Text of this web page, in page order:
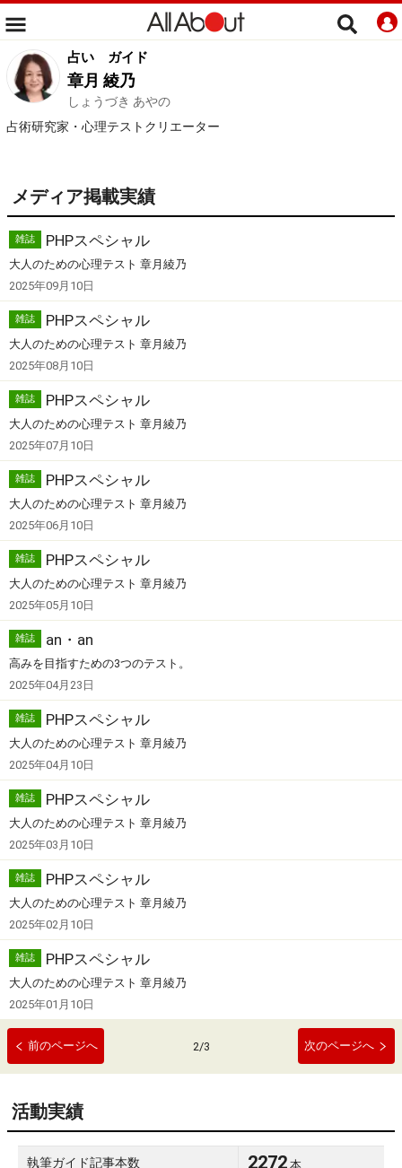
占い ガイド
章月 綾乃
しょうづき あやの
占術研究家・心理テストクリエーター
メディア掲載実績
雑誌 PHPスペシャル
大人のための心理テスト 章月綾乃
2025年09月10日
雑誌 PHPスペシャル
大人のための心理テスト 章月綾乃
2025年08月10日
雑誌 PHPスペシャル
大人のための心理テスト 章月綾乃
2025年07月10日
雑誌 PHPスペシャル
大人のための心理テスト 章月綾乃
2025年06月10日
雑誌 PHPスペシャル
大人のための心理テスト 章月綾乃
2025年05月10日
雑誌 an・an
高みを目指すための3つのテスト。
2025年04月23日
雑誌 PHPスペシャル
大人のための心理テスト 章月綾乃
2025年04月10日
雑誌 PHPスペシャル
大人のための心理テスト 章月綾乃
2025年03月10日
雑誌 PHPスペシャル
大人のための心理テスト 章月綾乃
2025年02月10日
雑誌 PHPスペシャル
大人のための心理テスト 章月綾乃
2025年01月10日
前のページへ 2/3 次のページへ
活動実績
執筆ガイド記事本数 2272 本